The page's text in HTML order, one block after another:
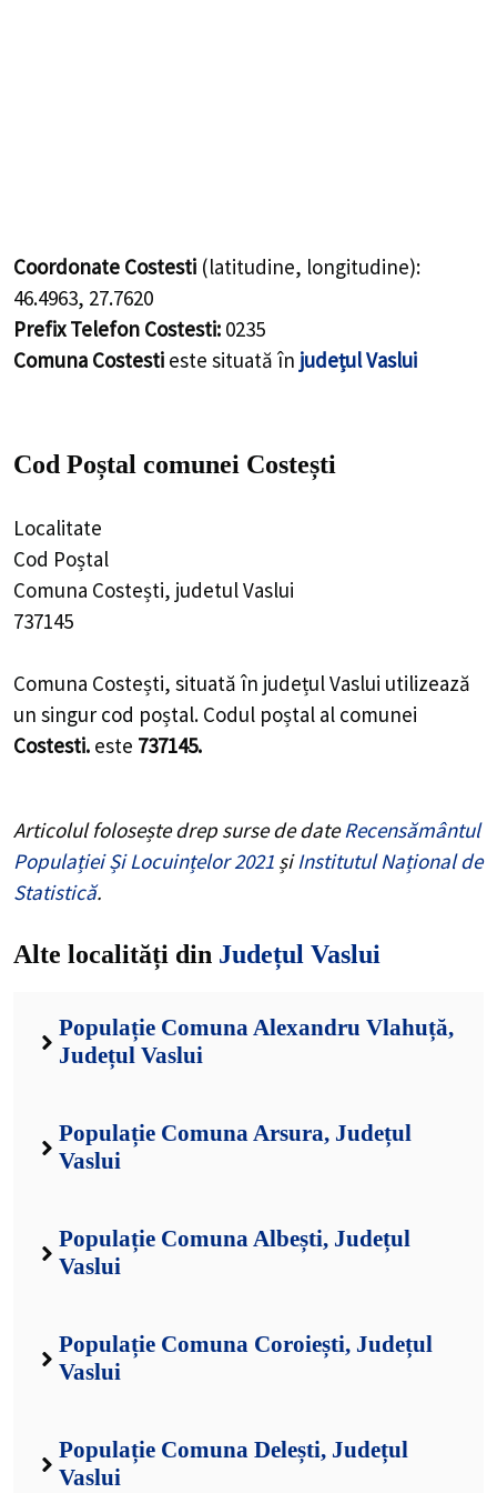
Coordonate Costesti (latitudine, longitudine):
46.4963, 27.7620
Prefix Telefon Costesti: 0235
Comuna Costesti este situată în județul Vaslui
Cod Poștal comunei Costești
Localitate
Cod Poștal
Comuna Costești, judetul Vaslui
737145
Comuna Costești, situată în județul Vaslui utilizează
un singur cod poștal. Codul poștal al comunei
Costesti. este 737145.
Articolul folosește drep surse de dateRecensământul
Populației Și Locuințelor 2021 șiInstitutul Național de
Statistică.
Alte localități din Județul Vaslui
Populație Comuna Alexandru Vlahuță,
Județul Vaslui
Populație Comuna Arsura, Județul
Vaslui
Populație Comuna Albești, Județul
Vaslui
Populație Comuna Coroiești, Județul
Vaslui
Populație Comuna Delești, Județul
Vaslui